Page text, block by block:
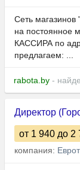
Сеть
на
КАССИРА по
предлагаем: ...
rabota.by -
Директор
от 1 940 до 2
компания: